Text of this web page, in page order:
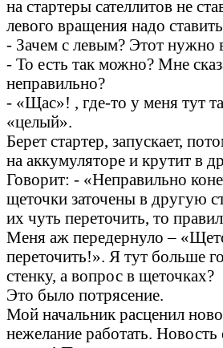
на стартеры сателлитов не
левого вращения надо
- Зачем с левым? Этот нужно
- То есть так можно? Мне
неправильно?
- «Щас»! , где-то у меня тут
«целый».
Берет стартер, запускает,
на аккумуляторе и крутит в
Говорит: - «Неправильно
щеточки заточены в другую
их чуть переточить, то
Меня аж передернуло –
переточить!». Я тут больше
стенку, а вопрос в щеточках?
Это было потрясение.
Мой начальник расценил
нежелание работать. Новость